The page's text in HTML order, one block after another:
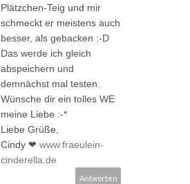
Plätzchen-Teig und mir
schmeckt er meistens auch
besser, als gebacken :-D
Das werde ich gleich
abspeichern und
demnächst mal testen.
Wünsche dir ein tolles WE
meine Liebe :-*
Liebe Grüße,
Cindy ❤ www.fraeulein-
cinderella.de
Antworten